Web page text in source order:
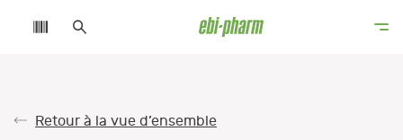
Retour à la vue d’ensemble